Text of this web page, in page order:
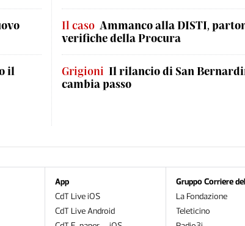
il
Il caso Ammanco alla DISTI,
verifiche della Procura
Grigioni Il rilancio di San
cambia passo
App
CdT Live iOS
CdT Live Android
Gruppo Corriere
La Fondazione
Teleticino